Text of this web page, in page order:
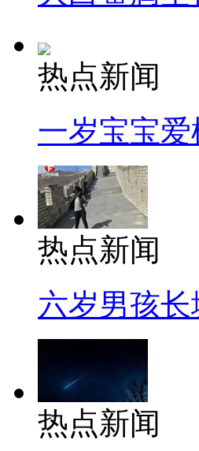
热点新闻
一岁宝宝
热点新闻
六岁男孩
热点新闻